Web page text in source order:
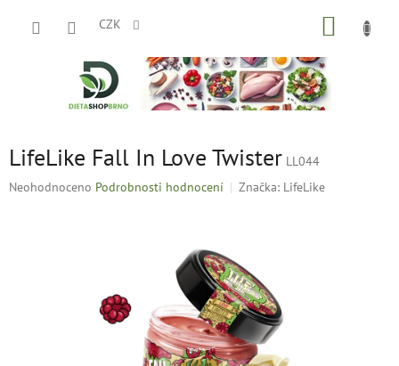
CZK
LifeLike Fall In Love Twister LL044
Průměrné
Neohodnoceno Podrobnosti hodnocení Značka: LifeLike